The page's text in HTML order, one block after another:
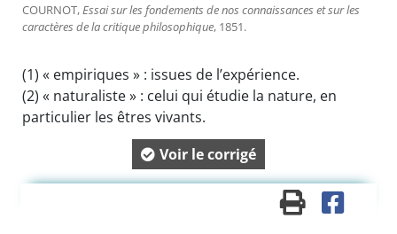
COURNOT,Essai sur les fondements de nos connaissances et sur les
caractères de la critique philosophique, 1851.
(1) « empiriques » : issues de l’expérience.
(2) « naturaliste » : celui qui étudie la nature, en
particulier les êtres vivants.
Voir le corrigé